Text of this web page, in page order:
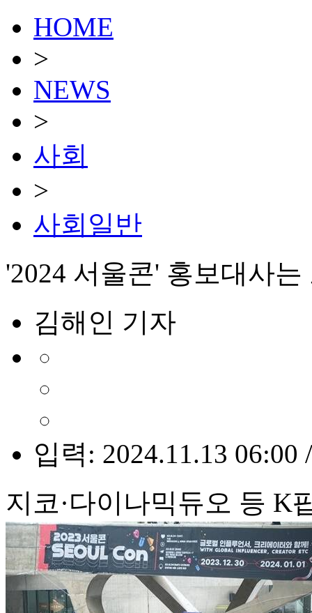
HOME
>
NEWS
>
사회
>
사회일반
'2024 서울콘' 홍보대사
김해인 기자
입력: 2024.11.13 06:00
지코·다이나믹듀오 등 K